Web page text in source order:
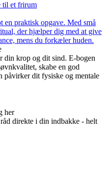
til et frirum
en praktisk opgave. Med små
der hjælper dig med at give
mens du forkæler huden.
krop og dit sind. E-bogen
skabe en god
påvirker dit fysiske og mentale
her
direkte i din indbakke - helt